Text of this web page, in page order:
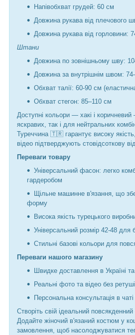
Напівобхват грудей: 60 см
Довжина рукава від плечового
Довжина рукава від горловини:
Штани
Довжина по зовнішньому шву:
Довжина за внутрішнім швом:
Обхват талії: 60-90 см
Обхват стегон: 85–110 см
Доступні кольори — хакі і
яскравих, так і для нейтральних
Туреччина 🇹🇷 гарантує високу
відео підтверджують стовідсоткову
Переваги товару
Універсальний фасон: легко
гардеробом
Щільне машинне в'язання, що
форму
Висока якість турецького
Універсальний розмір 42-48 для
Стильні базові кольори для
Переваги нашого магазину
Швидке доставлення в Україні
Реальні фото та відео без ретуші
Персональна консультація в
Створіть свій ідеальний
Додайте жіночий в'язаний костюм у
замовлення, щоб насолоджуватися